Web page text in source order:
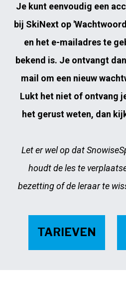
Je kunt eenvoudig een
bij SkiNext op
en het e-mailadres te
bekend is. Je ontvangt
mail om een nieuw
Lukt het niet of ontvang
het gerust weten, dan
Let er wel op dat
houdt de les te
bezetting of de leraar te
TARIEVEN